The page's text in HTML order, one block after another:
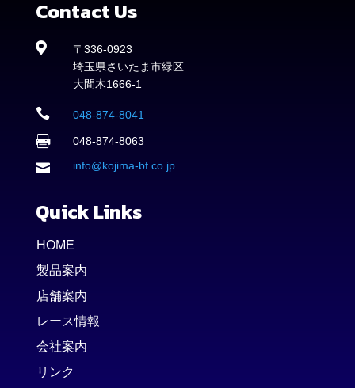
Contact Us

〒336-0923
埼玉県さいたま市緑区
大間木1666-1
 048-874-8041
 048-874-8063
 info@kojima-bf.co.jp
Quick Links
HOME
製品案内
店舗案内
レース情報
会社案内
リンク